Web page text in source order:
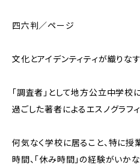
四六判／ページ
文化とアイデンティティが織りな
「調査者」として地方公立中学校
過ごした著者によるエスノグラフィ
何気なく学校に居ること、特に
時間、「休み時間」の経験がいか